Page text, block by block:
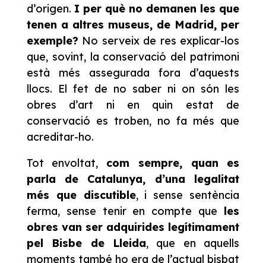
d’origen. I per què no demanen les que
tenen a altres museus, de Madrid, per
exemple? No serveix de res explicar-los
que, sovint, la conservació del patrimoni
està més assegurada fora d’aquests
llocs. El fet de no saber ni on són les
obres d’art ni en quin estat de
conservació es troben, no fa més que
acreditar-ho.
Tot envoltat, com sempre, quan es
parla de Catalunya, d’una legalitat
més que discutible, i sense sentència
ferma, sense tenir en compte que les
obres van ser adquirides legítimament
pel Bisbe de Lleida, que en aquells
moments també ho era de l’actual bisbat